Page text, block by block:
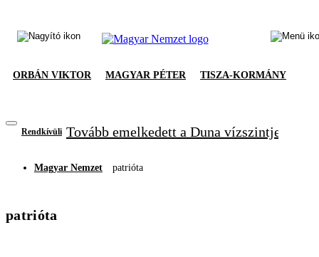
ORBÁN VIKTOR MAGYAR PÉTER TISZA-KORMÁNY
Rendkívüli Tovább emelkedett a Duna vízszintje,
Magyar Nemzet patrióta
patrióta